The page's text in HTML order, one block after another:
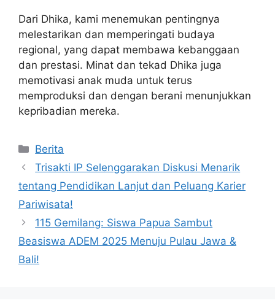
Dari Dhika, kami menemukan pentingnya
melestarikan dan memperingati budaya
regional, yang dapat membawa kebanggaan
dan prestasi. Minat dan tekad Dhika juga
memotivasi anak muda untuk terus
memproduksi dan dengan berani menunjukkan
kepribadian mereka.
Kategori
Berita
Trisakti IP Selenggarakan Diskusi Menarik
tentang Pendidikan Lanjut dan Peluang Karier
Pariwisata!
115 Gemilang: Siswa Papua Sambut
Beasiswa ADEM 2025 Menuju Pulau Jawa &
Bali!